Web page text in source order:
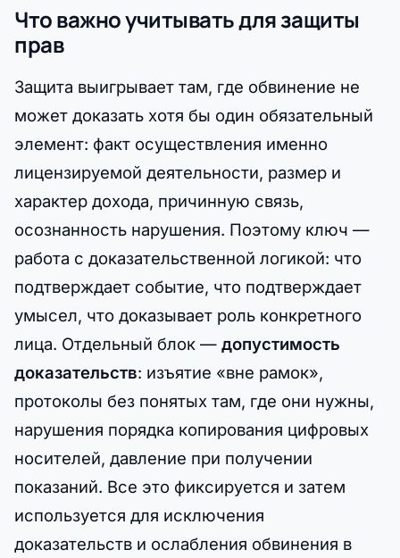
Что важно учитывать для защиты
прав
Защита выигрывает там, где обвинение не
может доказать хотя бы один обязательный
элемент: факт осуществления именно
лицензируемой деятельности, размер и
характер дохода, причинную связь,
осознанность нарушения. Поэтому ключ —
работа с доказательственной логикой: что
подтверждает событие, что подтверждает
умысел, что доказывает роль конкретного
лица. Отдельный блок — допустимость
доказательств: изъятие «вне рамок»,
протоколы без понятых там, где они нужны,
нарушения порядка копирования цифровых
носителей, давление при получении
показаний. Все это фиксируется и затем
используется для исключения
доказательств и ослабления обвинения в